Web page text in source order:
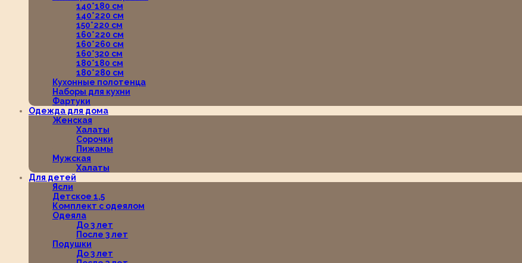
140*180 см
140*220 см
150*220 см
160*220 см
160*260 см
160*320 см
180*180 см
180*280 см
Кухонные полотенца
Наборы для кухни
Фартуки
Одежда для дома
Женская
Халаты
Сорочки
Пижамы
Мужская
Халаты
Для детей
Ясли
Детское 1,5
Комплект с одеялом
Одеяла
До 3 лет
После 3 лет
Подушки
До 3 лет